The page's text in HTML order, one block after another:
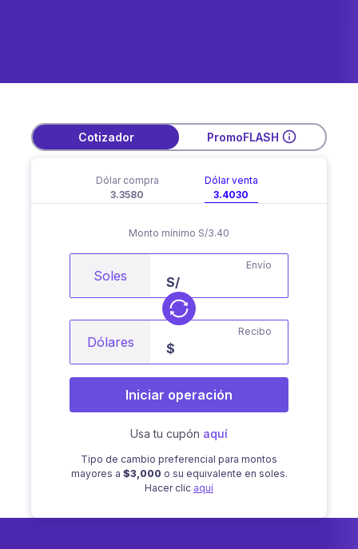
Cotizador PromoFLASH
Dólar compra
3.3580
Dólar venta
3.4030
Monto mínimo S/3.40
Soles
Envío
S/
Dólares
Recibo
$
Iniciar operación
Usa tu cupón aquí
Tipo de cambio preferencial para montos
mayores a $3,000 o su equivalente en soles.
Hacer clic aquí